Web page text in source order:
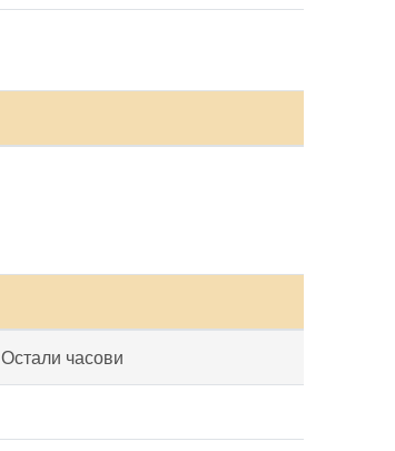
Остали часови